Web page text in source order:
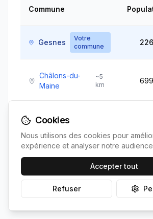
Commune
Gesnes
Votre
commune
226
Châlons-du-
Maine
~5
km
699
Bazouge-des-
~15
Cookies
Nous utilisons des cookies pour
expérience et analyser notre
Accepter tout
Refuser